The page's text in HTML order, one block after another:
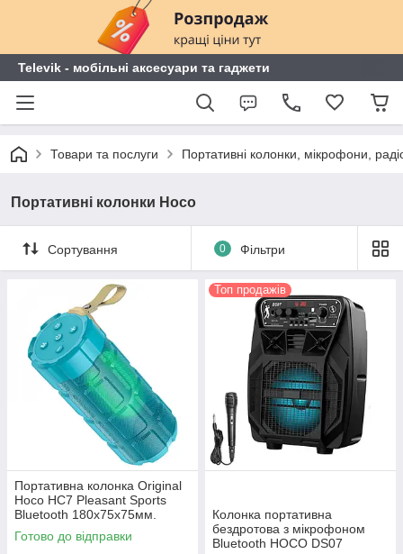
Televik - мобільні аксесуари та гаджети
Товари та послуги Портативні колонки, мікрофони,
Портативні колонки Hoco
Сортування 0 Фільтри
Портативна колонка Original
Hoco HC7 Pleasant Sports
Bluetooth 180x75x75мм.
Бірюзовий
Готово до відправки
Топ продажів
Колонка портативна
бездротова з мікрофоном
Bluetooth HOCO DS07